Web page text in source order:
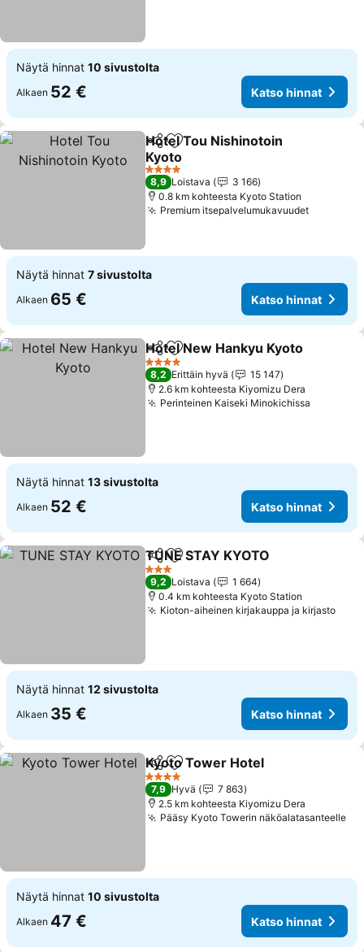
Näytä hinnat 10 sivustolta
Alkaen 52 € Katso hinnat
Jaa Lisää suosikkeihin
Hotel Tou Nishinotoin
Kyoto
Katso hinnat
4 Tähtiluokitus
8,9 Loistava
3 166
0.8 km kohteesta Kyoto Station
Premium itsepalvelumukavuudetKatso
Näytä hinnat 7 sivustolta
Alkaen 65 € Katso hinnat
Jaa Lisää suosikkeihin
Hotel New Hankyu Kyoto
4 Tähtiluokitus
8,2 Erittäin hyvä
15 147
2.6 km kohteesta Kiyomizu Dera
Perinteinen Kaiseki Minokichissa
Näytä hinnat 13 sivustolta
Alkaen 52 € Katso hinnat
Jaa Lisää suosikkeihin
TUNE STAY KYOTO
3 Tähtiluokitus
9,2 Loistava
1 664
0.4 km kohteesta Kyoto Station
Kioton-aiheinen kirjakauppa ja kirjasto
Näytä hinnat 12 sivustolta
Alkaen 35 € Katso hinnat
Jaa Lisää suosikkeihin
Kyoto Tower Hotel
4 Tähtiluokitus
7,9 Hyvä
7 863
2.5 km kohteesta Kiyomizu Dera
Pääsy Kyoto Towerin näköalatasanteelle
Näytä hinnat 10 sivustolta
Alkaen 47 € Katso hinnat